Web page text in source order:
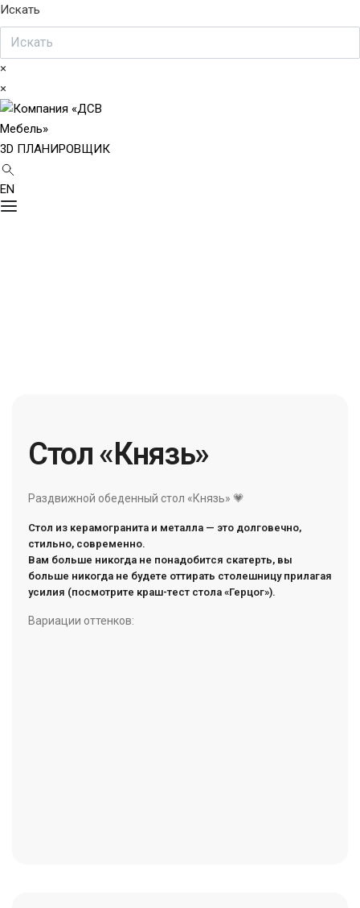
Искать
×
×
3D ПЛАНИРОВЩИК
EN
Стол «Князь»
Раздвижной обеденный стол «Князь» 💗
Стол из керамогранита и металла — это долговечно,
стильно, современно.
Вам больше никогда не понадобится скатерть, вы
больше никогда не будете оттирать столешницу прилагая
усилия (посмотрите краш-тест стола «Герцог»).
Вариации оттенков: